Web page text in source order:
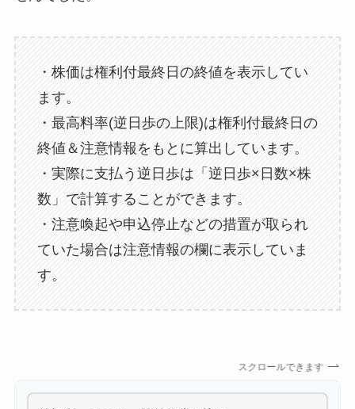
・株価は権利付最終日の終値を表示してい
ます。
・最高料率(逆日歩の上限)は権利付最終日の
終値＆注意情報をもとに算出しています。
・実際に支払う逆日歩は「逆日歩×日数×株
数」で計算することができます。
・注意喚起や申込停止などの措置が取られ
ていた場合は注意情報の欄に表示していま
す。
スクロールできます